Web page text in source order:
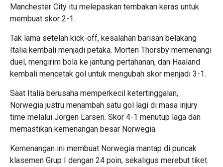
Manchester City itu melepaskan tembakan keras untuk
membuat skor 2-1.
Tak lama setelah kick-off, kesalahan barisan belakang
Italia kembali menjadi petaka. Morten Thorsby memenangi
duel, mengirim bola ke jantung pertahanan, dan Haaland
kembali mencetak gol untuk mengubah skor menjadi 3-1.
Saat Italia berusaha memperkecil ketertinggalan,
Norwegia justru menambah satu gol lagi di masa injury
time melalui Jorgen Larsen. Skor 4-1 menutup laga dan
memastikan kemenangan besar Norwegia.
Kemenangan ini membuat Norwegia mantap di puncak
klasemen Grup I dengan 24 poin, sekaligus merebut tiket